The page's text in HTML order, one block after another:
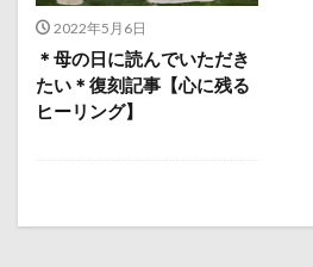
2022年5月6日
＊母の日に読んでいただき
たい＊復刻記事【心に残る
ヒーリング】